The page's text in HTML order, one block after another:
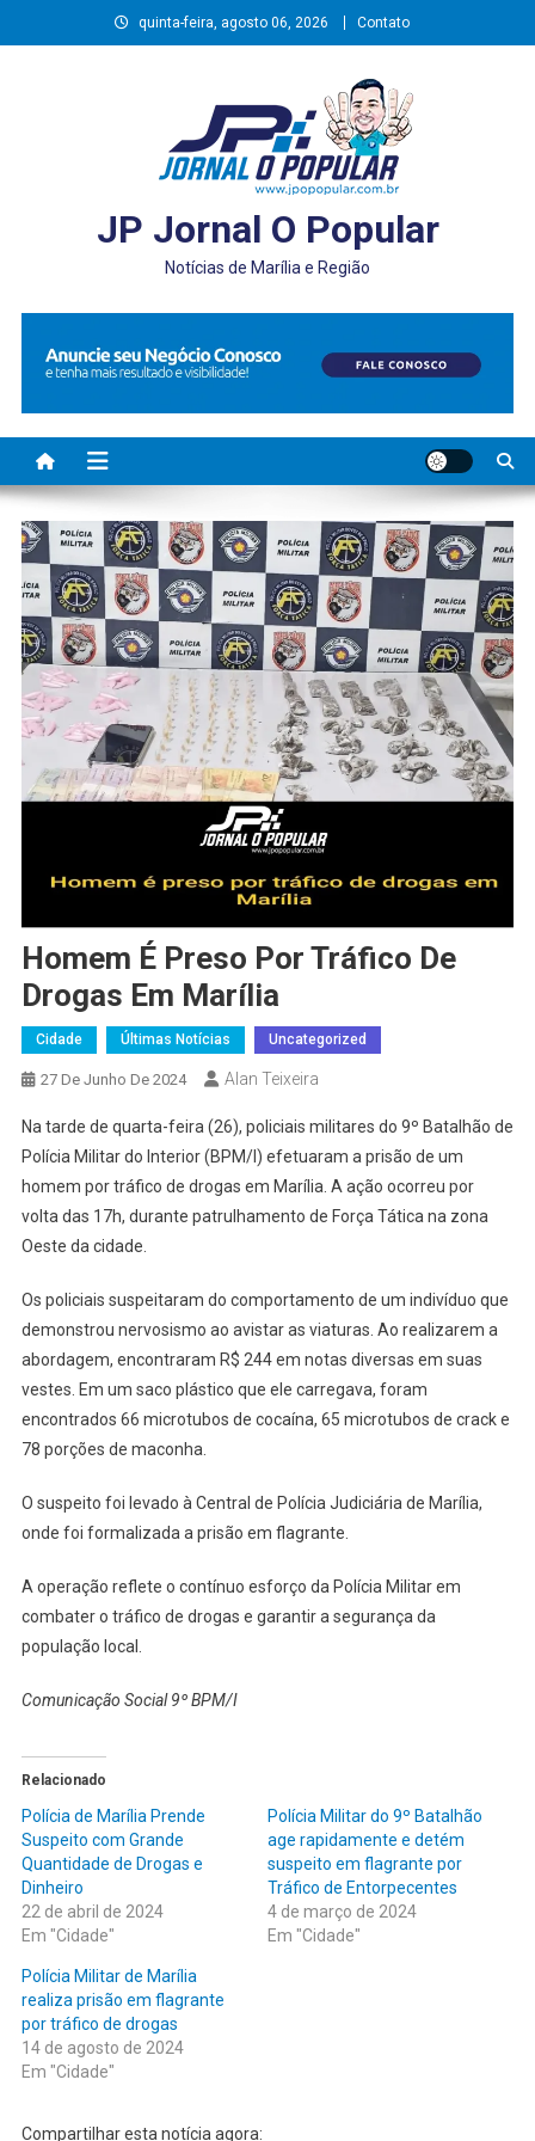
to
quinta-feira, agosto 06, 2026 Contato
JP Jornal O Popular
Notícias de Marília e Região
Homem É Preso Por Tráfico De
Drogas Em Marília
Cidade Últimas Notícias Uncategorized
27 De Junho De 2024 Alan Teixeira
Na tarde de quarta-feira (26), policiais militares do 9º Batalhão de
Polícia Militar do Interior (BPM/I) efetuaram a prisão de um
homem por tráfico de drogas em Marília. A ação ocorreu por
volta das 17h, durante patrulhamento de Força Tática na zona
Oeste da cidade.
Os policiais suspeitaram do comportamento de um indivíduo que
demonstrou nervosismo ao avistar as viaturas. Ao realizarem a
abordagem, encontraram R$ 244 em notas diversas em suas
vestes. Em um saco plástico que ele carregava, foram
encontrados 66 microtubos de cocaína, 65 microtubos de crack e
78 porções de maconha.
O suspeito foi levado à Central de Polícia Judiciária de Marília,
onde foi formalizada a prisão em flagrante.
A operação reflete o contínuo esforço da Polícia Militar em
combater o tráfico de drogas e garantir a segurança da
população local.
Comunicação Social 9º BPM/I
Relacionado
Polícia de Marília Prende
Suspeito com Grande
Quantidade de Drogas e
Dinheiro
22 de abril de 2024
Em "Cidade"
Polícia Militar do 9º Batalhão
age rapidamente e detém
suspeito em flagrante por
Tráfico de Entorpecentes
4 de março de 2024
Em "Cidade"
Polícia Militar de Marília
realiza prisão em flagrante
por tráfico de drogas
14 de agosto de 2024
Em "Cidade"
Compartilhar esta notícia agora: